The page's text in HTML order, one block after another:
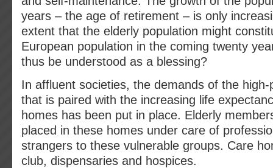
years – the age of retirement – is only
extent that the elderly population might
European population in the coming twenty
thus be understood as a blessing?
In affluent societies, the demands of the
that is paired with the increasing life
homes has been put in place. Elderly
placed in these homes under care of
strangers to these vulnerable groups. Care
club, dispensaries and hospices.